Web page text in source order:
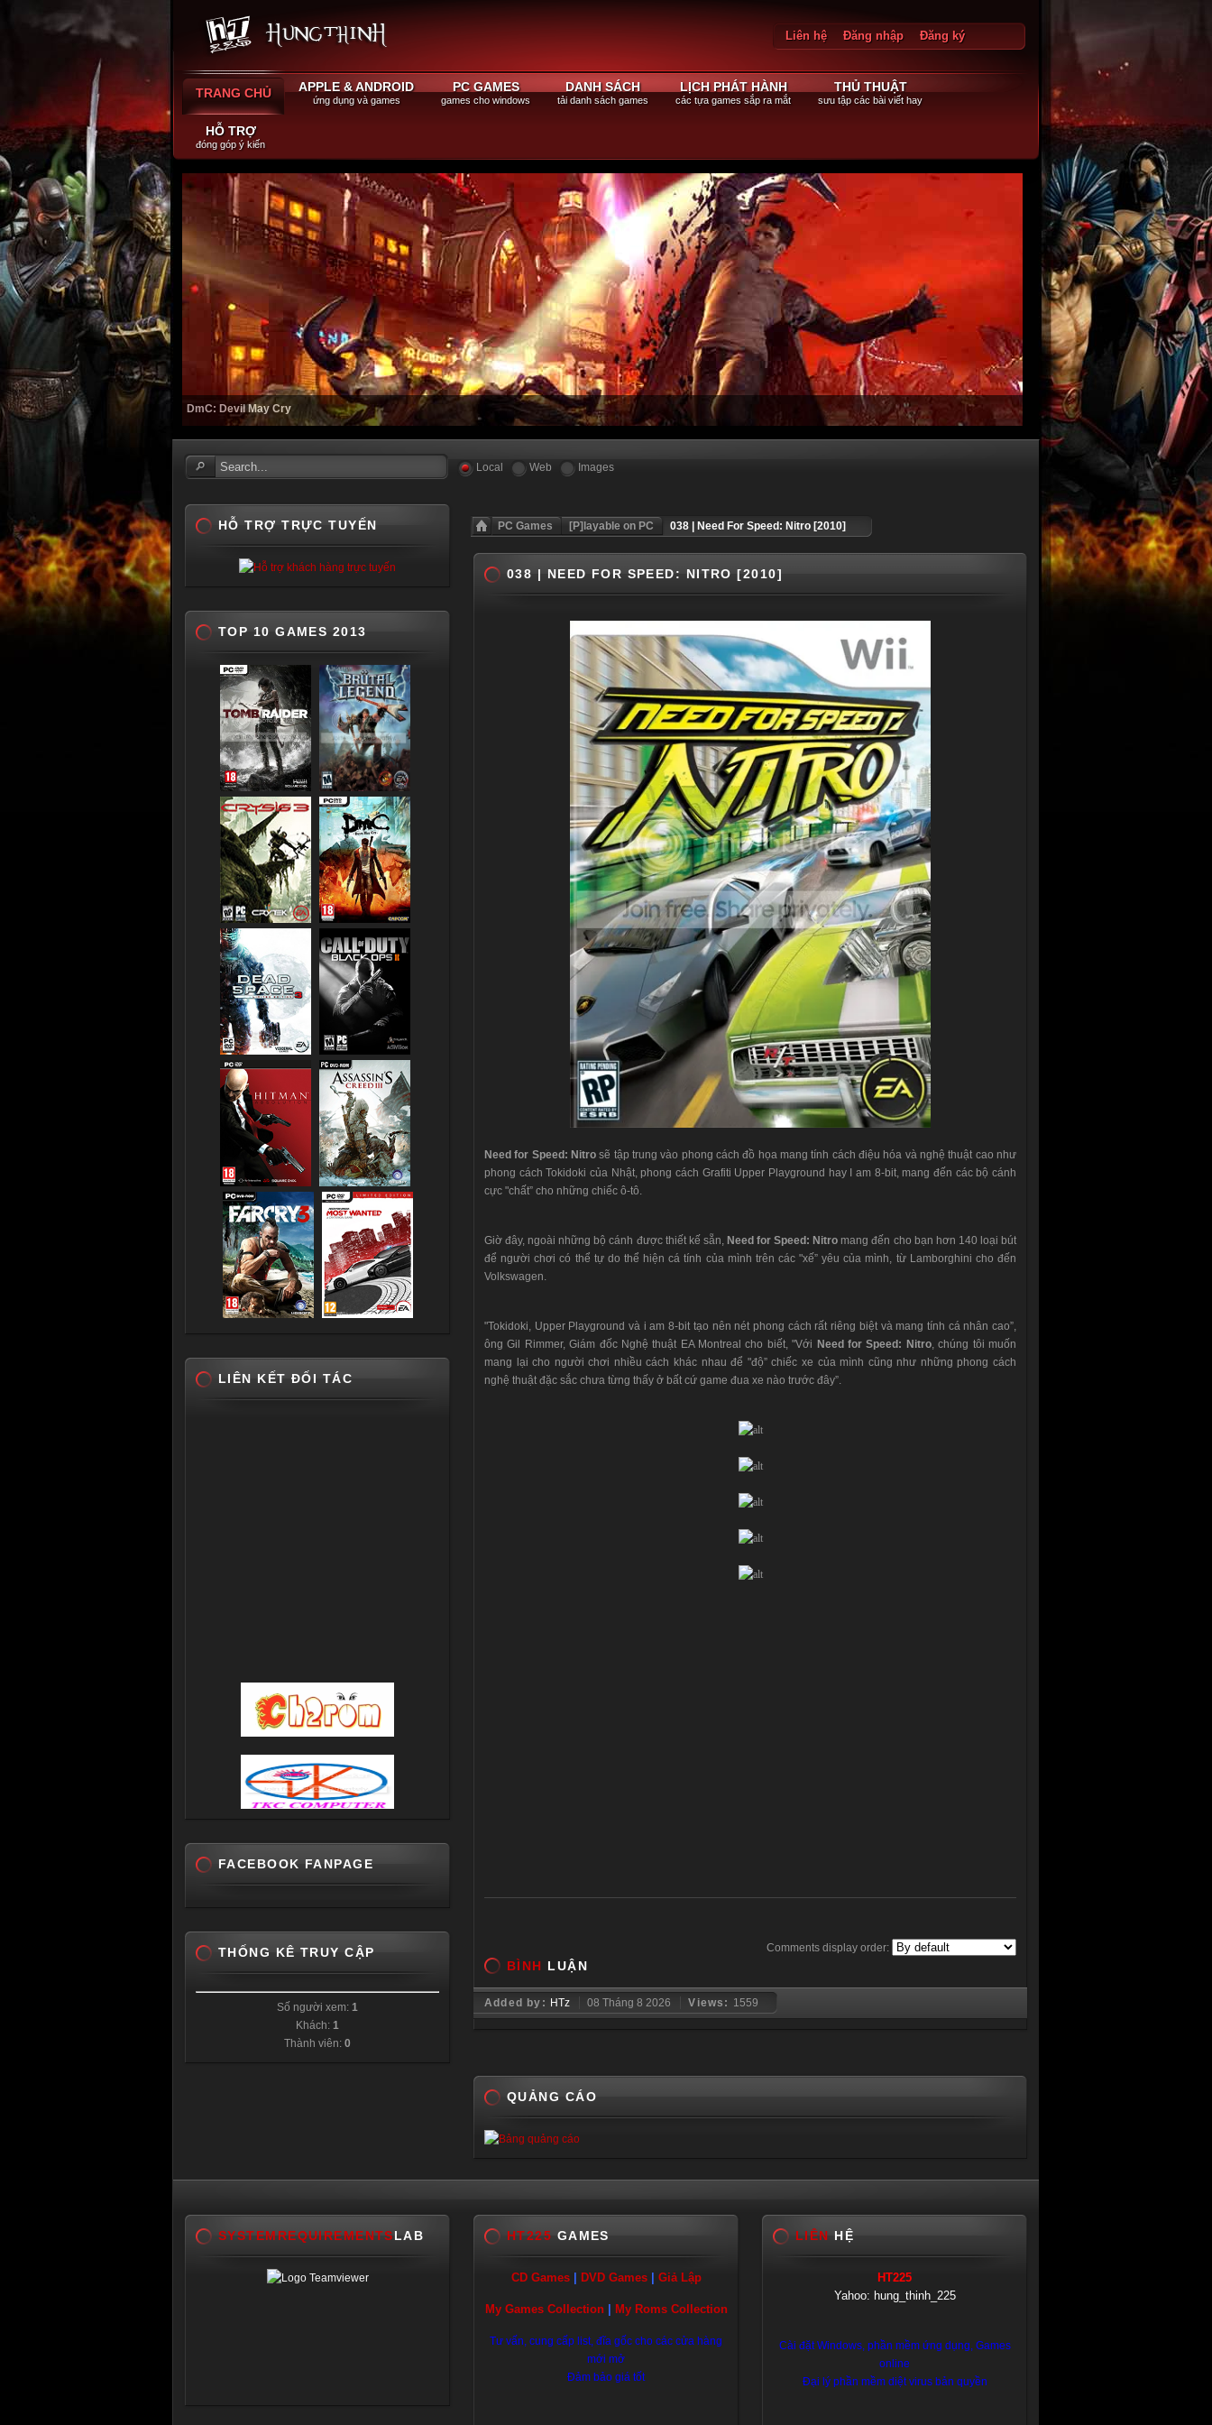
Liên hệ Đăng nhập
Đăng ký
TRANG CHỦ APPLE & ANDROID
ứng dụng và games
PC GAMES
games cho windows
DANH SÁCH
tải danh sách games
LỊCH PHÁT HÀNH
các tựa games sắp ra mắt
THỦ THUẬT
sưu tập các bài viết hay
HỖ TRỢ
đóng góp ý kiến
DmC: Devil May Cry
Local Web Images
PC Games [P]layable on PC 038 | Need For Speed: Nitro [2010]
038 | NEED FOR SPEED: NITRO [2010]
Need for Speed: Nitro sẽ tập trung vào phong cách đồ họa mang tính cách điệu hóa và nghệ thuật cao như
phong cách Tokidoki của Nhật, phong cách Grafiti Upper Playground hay I am 8-bit, mang đến các bộ cánh
cực "chất” cho những chiếc ô-tô.
Giờ đây, ngoài những bộ cánh được thiết kế sẵn, Need for Speed: Nitro mang đến cho bạn hơn 140 loại bút
để người chơi có thể tự do thể hiện cá tính của mình trên các "xế” yêu của mình, từ Lamborghini cho đến
Volkswagen.
"Tokidoki, Upper Playground và i am 8-bit tạo nên nét phong cách rất riêng biệt và mang tính cá nhân cao”,
ông Gil Rimmer, Giám đốc Nghệ thuật EA Montreal cho biết, "Với Need for Speed: Nitro, chúng tôi muốn
mang lại cho người chơi nhiều cách khác nhau để "độ” chiếc xe của mình cũng như những phong cách
nghệ thuật đặc sắc chưa từng thấy ở bất cứ game đua xe nào trước đây”.
Comments display order:
BÌNH LUẬN
Added by: HTz 08 Tháng 8 2026 Views: 1559
QUẢNG CÁO
HỖ TRỢ TRỰC TUYẾN
TOP 10 GAMES 2013
LIÊN KẾT ĐỐI TÁC
FACEBOOK FANPAGE
THỐNG KÊ TRUY CẬP
Số người xem: 1
Khách: 1
Thành viên: 0
SYSTEMREQUIREMENTSLAB HT225 GAMES
CD Games| DVD Games| Giả Lập
My Games Collection| My Roms Collection
Tư vấn, cung cấp list, đĩa gốc cho các cửa hàng
mới mở
Đảm bảo giá tốt
LIÊN HỆ
HT225
Yahoo: hung_thinh_225
Cài đặt Windows, phần mềm ứng dụng, Games
online
Đại lý phần mềm diệt virus bản quyền